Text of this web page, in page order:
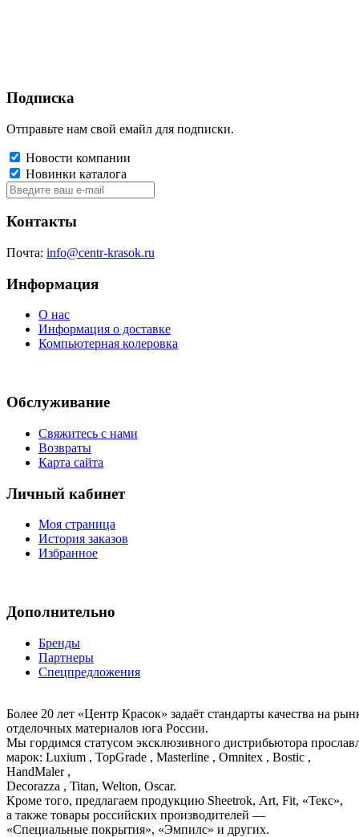
Подписка
Отправьте нам свой емайл для подписки.
Новости компании
Новинки каталога
Контакты
Почта: info@centr-krasok.ru
Информация
О нас
Информация о доставке
Компьютерная колеровка
Обслуживание
Свяжитесь с нами
Возвраты
Карта сайта
Личный кабинет
Моя страница
История заказов
Избранное
Дополнительно
Бренды
Партнеры
Спецпредложения
Более 20 лет «Центр Красок» задаёт стандарты качества на
отделочных материалов юга России.
Мы гордимся статусом эксклюзивного дистрибьютора
марок: Luxium , TopGrade , Masterline , Omnitex , Bostic ,
HandMaler ,
Decorazza , Titan, Welton, Oscar.
Кроме того, предлагаем продукцию Sheetrok, Art, Fit, «Текс»,
а также товары российских производителей —
«Специальные покрытия», «Эмпилс» и других.